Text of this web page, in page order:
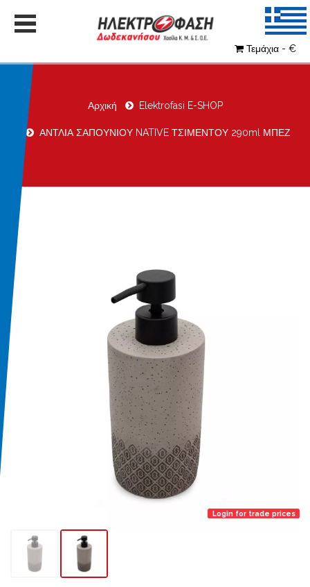
Τεμάχια - €
Αρχική Elektrofasi E-SHOP
ΑΝΤΛΙΑ ΣΑΠΟΥΝΙΟΥ NATIVE ΤΣΙΜΕΝΤΟΥ 290ml ΜΠΕΖ
Login for trade prices